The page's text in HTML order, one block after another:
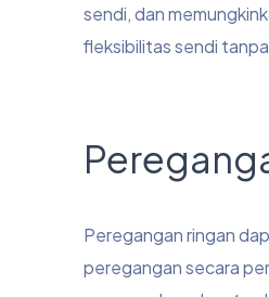
sendi, dan
fleksibilitas sendi
Peregangan ringan
peregangan secara